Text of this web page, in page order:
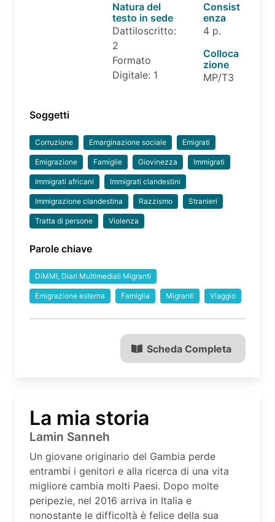
Natura del
testo in sede
Dattiloscritto:
2
Formato
Digitale: 1
Consist
enza
4 p.
Colloca
zione
MP/T3
Soggetti
Corruzione Emarginazione sociale Emigrati
Emigrazione Famiglie Giovinezza Immigrati
Immigrati africani Immigrati clandestini
Immigrazione clandestina Razzismo Stranieri
Tratta di persone Violenza
Parole chiave
DiMMI, Diari Multimediali Migranti
Emigrazione esterna Famiglia Migranti Viaggio
Scheda Completa
La mia storia
Lamin Sanneh
Un giovane originario del Gambia perde
entrambi i genitori e alla ricerca di una vita
migliore cambia molti Paesi. Dopo molte
peripezie, nel 2016 arriva in Italia e
nonostante le difficoltà è felice della sua